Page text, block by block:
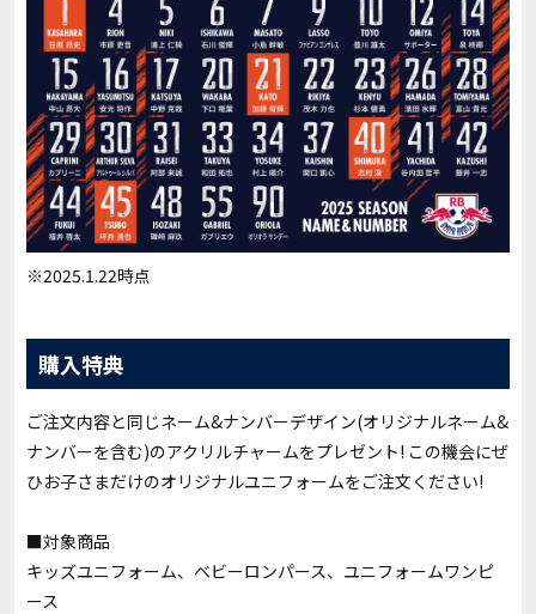
※2025.1.22時点
購入特典
ご注文内容と同じネーム&ナンバーデザイン(オリジナルネーム&
ナンバーを含む)のアクリルチャームをプレゼント! この機会にぜ
ひお子さまだけのオリジナルユニフォームをご注文ください!
■対象商品
キッズユニフォーム、ベビーロンパース、ユニフォームワンピ
ース